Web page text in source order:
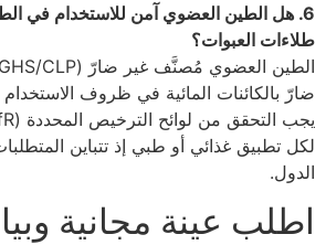
6. هل الطين العضوي آمن للاستخدام في
طلاءات العبوات؟
ضارّ بالكائنات المائية في ظروف
لكل تطبيق غذائي أو طبي إذ تتباين
الدول.
اطلب عينة مجانية